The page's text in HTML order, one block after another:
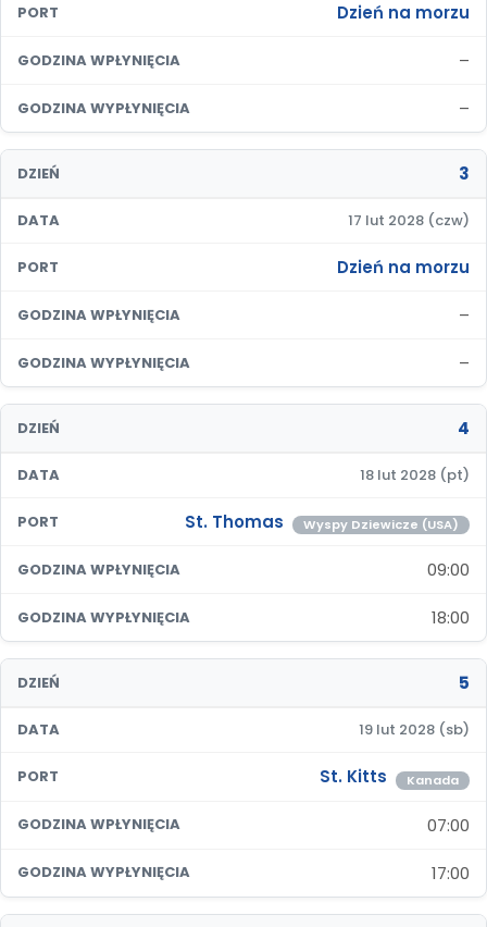
PORT Dzień na morzu
GODZINA WPŁYNIĘCIA –
GODZINA WYPŁYNIĘCIA –
DZIEŃ 3
DATA 17 lut 2028 (czw)
PORT Dzień na morzu
GODZINA WPŁYNIĘCIA –
GODZINA WYPŁYNIĘCIA –
DZIEŃ 4
DATA 18 lut 2028 (pt)
PORT St. Thomas Wyspy Dziewicze (USA)
GODZINA WPŁYNIĘCIA 09:00
GODZINA WYPŁYNIĘCIA 18:00
DZIEŃ 5
DATA 19 lut 2028 (sb)
PORT St. Kitts Kanada
GODZINA WPŁYNIĘCIA 07:00
GODZINA WYPŁYNIĘCIA 17:00